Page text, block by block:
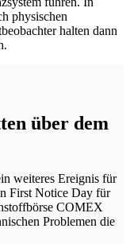
physischen
halten dann
über dem
weiteres Ereignis für
First Notice Day für
COMEX
Problemen die